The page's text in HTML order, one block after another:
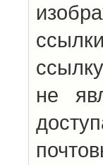
не